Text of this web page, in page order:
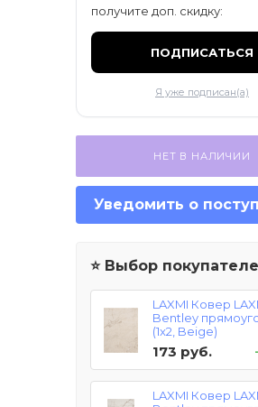
получите доп. скидку:
ПОДПИСАТЬСЯ
Я уже подписан(а)
НЕТ В НАЛИЧИИ
Уведомить о
⭐ Выбор
LAXMI Ковер
Bentley
(1x2, Beige)
173 руб.
LAXMI Ковер